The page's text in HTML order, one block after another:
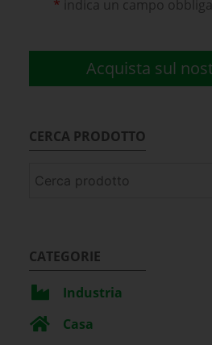
Acquista sul
CERCA PRODOTTO
CATEGORIE
Industria
Casa
* indica un campo